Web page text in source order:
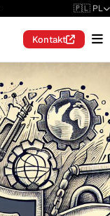
🇵🇱 PL
Kontakt